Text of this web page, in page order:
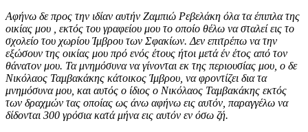
Αφήνω δε προς την ιδίαν αυτήν Ζαμπιώ Ρεβελάκη όλα τα έπιπλα της
οικίας μου , εκτός του γραφείου μου το οποίο θέλω να σταλεί εις το
σχολείο του χωρίου Ίμβρου των Σφακίων. Δεν επιτρέπω να την
εξώσουν της οικίας μου πρό ενός έτους ήτοι μετά έν έτος από τον
θάνατον μου. Τα μνημόσυνα να γίνονται εκ της περιουσίας μου, ο δε
Νικόλαος Ταμβακάκης κάτοικος Ίμβρου, να φροντίζει δια τα
μνημόσυνα μου, και αυτός ο ίδιος ο Νικόλαος Ταμβακάκης εκτός
των δραχμών τας οποίας ως άνω αφήνω εις αυτόν, παραγγέλω να
δίδονται 300 γρόσια κατά μήνα εις αυτόν εν όσω ζή.